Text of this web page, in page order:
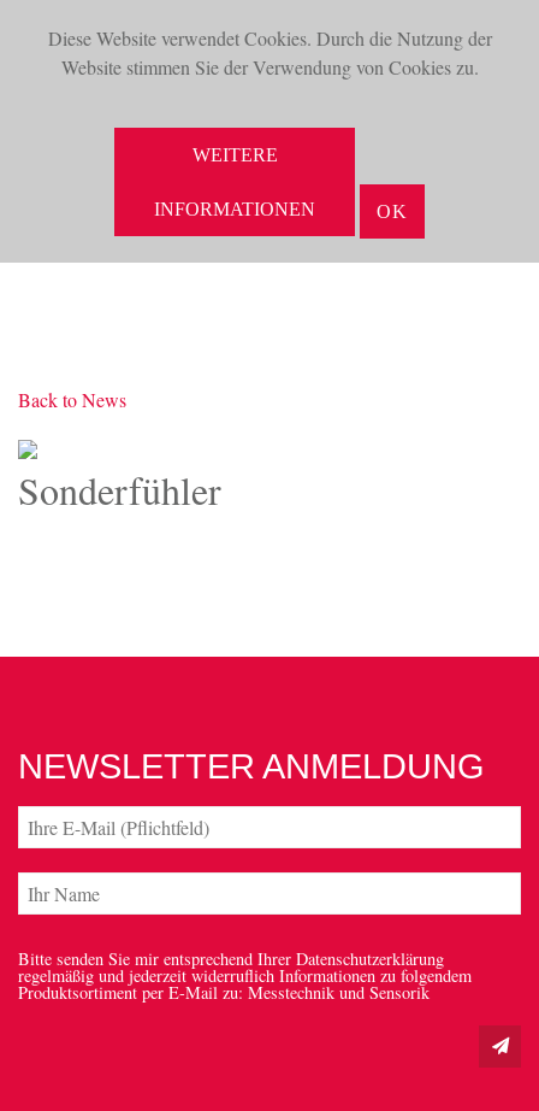
Diese Website verwendet Cookies. Durch die Nutzung der
Website stimmen Sie der Verwendung von Cookies zu.
WEITERE
INFORMATIONEN OK
Back to News
Sonderfühler
NEWSLETTER ANMELDUNG
Bitte senden Sie mir entsprechend Ihrer Datenschutzerklärung
regelmäßig und jederzeit widerruflich Informationen zu folgendem
Produktsortiment per E-Mail zu: Messtechnik und Sensorik